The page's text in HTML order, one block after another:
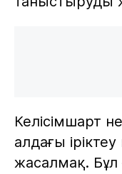
Келісімшарт
алдағы
жасалмақ.